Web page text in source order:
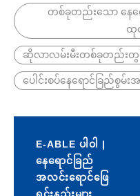
တစ်ခုတည်းသော နေရ
ထု
ဆိုလာလမ်းမီးတစ်ခုတည်းတွ
ပေါင်းစပ်နေရောင်ခြည်စွမ်း
E-ABLE ပါဝါ |
နေရောင်ခြည်
အလင်းရောင်ဖြေ